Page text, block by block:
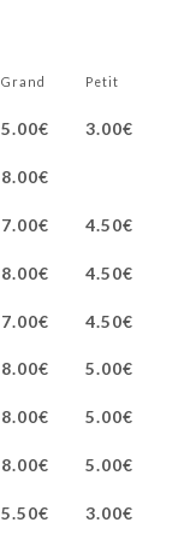
Petit
Grand
3.00€
5.00€
8.00€
4.50€
7.00€
4.50€
8.00€
4.50€
7.00€
5.00€
8.00€
5.00€
8.00€
5.00€
8.00€
3.00€
5.50€